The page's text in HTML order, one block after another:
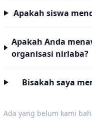
Apakah siswa
Apakah Anda
organisasi nirlaba?
Bisakah saya
Ada yang belum kami